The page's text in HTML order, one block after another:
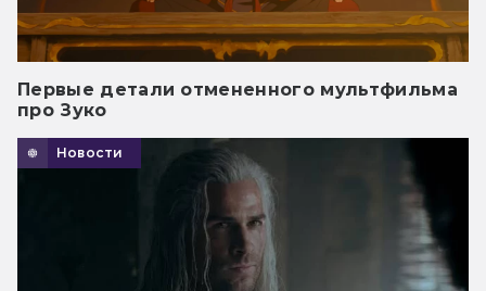
Первые детали отмененного мультфильма
про Зуко
Новости